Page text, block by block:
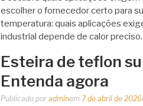
escolher o fornecedor certo para
temperatura: quais aplicações
industrial depende de calor
Esteira de teflon
Entenda agora
Publicado por adminem 7 de abril de 2026